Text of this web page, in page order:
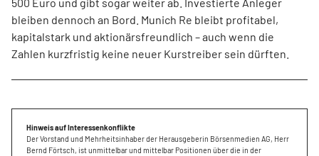
bleiben dennoch an Bord. Munich Re bleibt profitabel,
kapitalstark und aktionärsfreundlich – auch wenn die
Zahlen kurzfristig keine neuer Kurstreiber sein dürften.
Hinweis auf Interessenkonflikte
Der Vorstand und Mehrheitsinhaber der Herausgeberin Börsenmedien AG, Herr
Bernd Förtsch, ist unmittelbar und mittelbar Positionen über die in der